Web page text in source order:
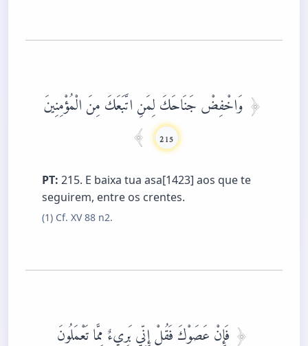
وَاخْفِضْ جَنَاحَكَ لِمَنِ اتَّبَعَكَ مِنَ الْمُؤْمِنِينَ
215
PT: 215. E baixa tua asa[1423] aos que te
seguirem, entre os crentes.
(1) Cf. XV 88 n2.
فَإِنْ عَصَوْكَ فَقُلْ إِنِّي بَرِيءٌ مِمَّا تَعْمَلُونَ